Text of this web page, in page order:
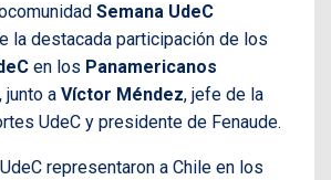
Semana UdeC
la destacada participación de los
en los Panamericanos
, junto a Víctor Méndez, jefe de la
UdeC y presidente de Fenaude.
representaron a Chile en los